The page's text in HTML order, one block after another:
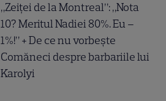
„Zeiței de la Montreal”: „Nota
10? Meritul Nadiei 80%. Eu –
1%!” + De ce nu vorbește
Comăneci despre barbariile lui
Karolyi